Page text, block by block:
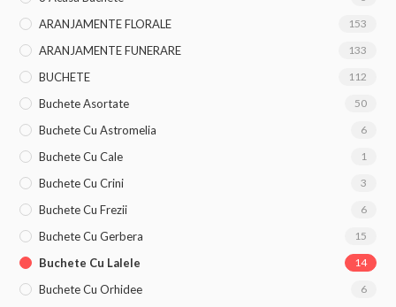
ARANJAMENTE FLORALE 153
ARANJAMENTE FUNERARE 133
BUCHETE 112
Buchete Asortate 50
Buchete Cu Astromelia 6
Buchete Cu Cale 1
Buchete Cu Crini 3
Buchete Cu Frezii 6
Buchete Cu Gerbera 15
Buchete Cu Lalele 14
Buchete Cu Orhidee 6